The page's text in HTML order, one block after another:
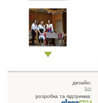
дизайн:
tux
розробка та підтримка: